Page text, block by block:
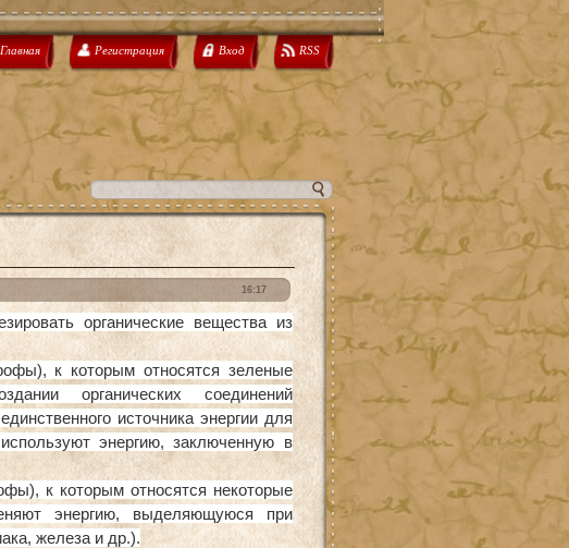
Главная Регистрация Вход RSS
16:17
органические вещества из
к которым относятся зеленые
органических соединений
источника энергии для
энергию, заключенную в
к которым относятся некоторые
энергию, выделяющуюся при
железа и др.).